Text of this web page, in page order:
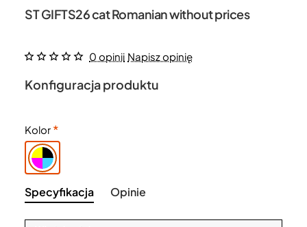
ST GIFTS26 cat Romanian without prices
0 opinii Napisz opinię
Konfiguracja produktu
Kolor
Specyfikacja Opinie